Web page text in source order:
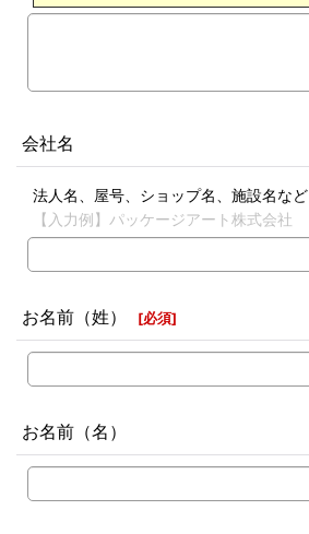
会社名
法人名、屋号、ショップ名、施設名など
【入力例】パッケージアート株式会社
お名前（姓） [必須]
お名前（名）